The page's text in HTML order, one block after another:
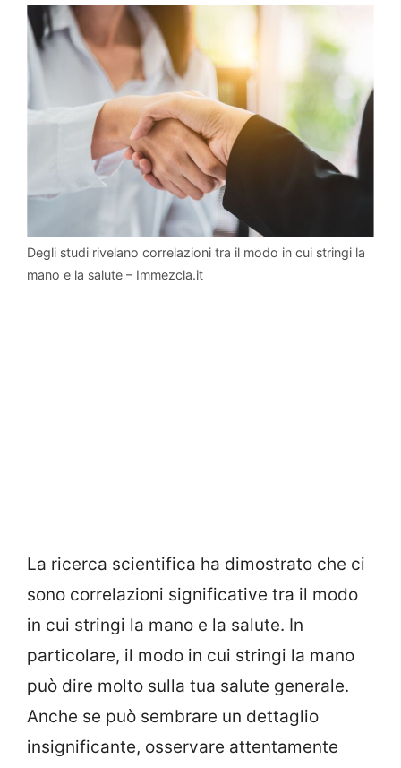
Degli studi rivelano correlazioni tra il modo in cui stringi la
mano e la salute – Immezcla.it
La ricerca scientifica ha dimostrato che ci
sono correlazioni significative tra il modo
in cui stringi la mano e la salute. In
particolare, il modo in cui stringi la mano
può dire molto sulla tua salute generale.
Anche se può sembrare un dettaglio
insignificante, osservare attentamente